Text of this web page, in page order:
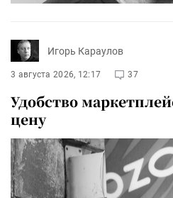
Игорь Караулов
3 августа 2026, 12:17 37
Удобство
цену